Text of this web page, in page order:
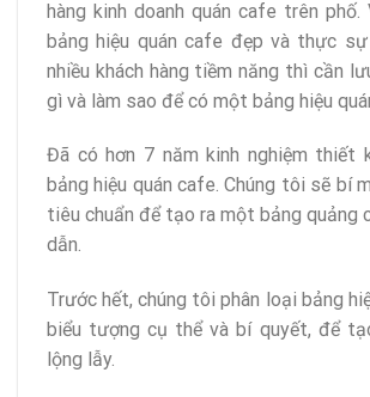
hàng kinh doanh quán cafe trên phố.
bảng hiệu quán cafe đẹp và thực
nhiều khách hàng tiềm năng thì cần
gì và làm sao để có một bảng hiệu
Đã có hơn 7 năm kinh nghiệm thiết
bảng hiệu quán cafe. Chúng tôi sẽ bí
tiêu chuẩn để tạo ra một bảng quảng
dẫn.
Trước hết, chúng tôi phân loại bảng
biểu tượng cụ thể và bí quyết, để
lộng lẫy.